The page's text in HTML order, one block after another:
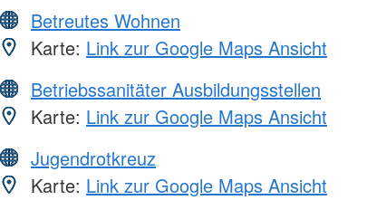
Betreutes Wohnen
Karte: Link zur Google Maps Ansicht
Betriebssanitäter Ausbildungsstellen
Karte: Link zur Google Maps Ansicht
Jugendrotkreuz
Karte: Link zur Google Maps Ansicht